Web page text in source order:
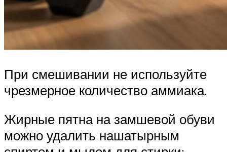
При смешивании не используйте
чрезмерное количество аммиака.
Жирные пятна на замшевой обуви
можно удалить нашатырным